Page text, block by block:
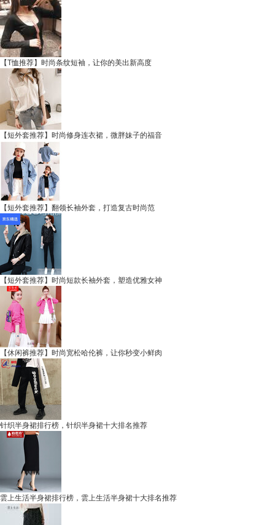
【T恤推荐】时尚条纹短袖，让你的美出新高度
【短外套推荐】时尚修身连衣裙，微胖妹子的福音
【短外套推荐】翻领长袖外套，打造复古时尚范
【短外套推荐】时尚短款长袖外套，塑造优雅女神
【休闲裤推荐】时尚宽松哈伦裤，让你秒变小鲜肉
针织半身裙排行榜，针织半身裙十大排名推荐
雲上生活半身裙排行榜，雲上生活半身裙十大排名推荐